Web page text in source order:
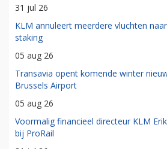
31 jul 26
KLM annuleert meerdere vluchten
staking
05 aug 26
Transavia opent komende winter
Brussels Airport
05 aug 26
Voormalig financieel directeur KLM
bij ProRail